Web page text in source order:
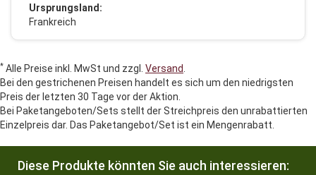
Ursprungsland:
Frankreich
* Alle Preise inkl. MwSt und zzgl. Versand
Bei den gestrichenen Preisen handelt es sich um den niedrigsten
Preis der letzten 30 Tage vor der Aktion.
Bei Paketangeboten/Sets stellt der Streichpreis den unrabattierten
Einzelpreis dar. Das Paketangebot/Set ist ein Mengenrabatt.
Diese Produkte könnten Sie auch interessieren: